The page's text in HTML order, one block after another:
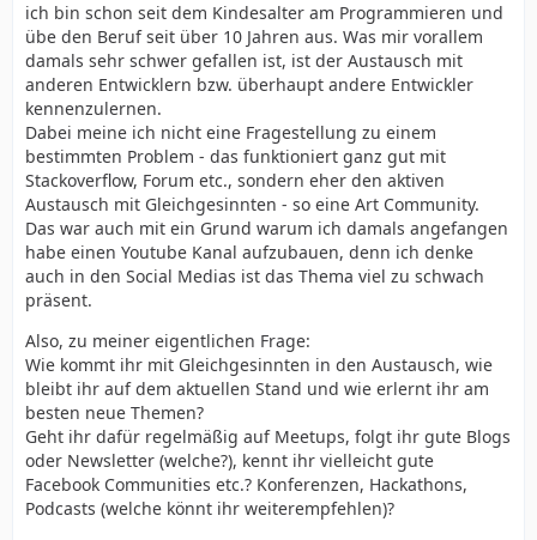
ich bin schon seit dem Kindesalter am Programmieren und
übe den Beruf seit über 10 Jahren aus. Was mir vorallem
damals sehr schwer gefallen ist, ist der Austausch mit
anderen Entwicklern bzw. überhaupt andere Entwickler
kennenzulernen.
Dabei meine ich nicht eine Fragestellung zu einem
bestimmten Problem - das funktioniert ganz gut mit
Stackoverflow, Forum etc., sondern eher den aktiven
Austausch mit Gleichgesinnten - so eine Art Community.
Das war auch mit ein Grund warum ich damals angefangen
habe einen Youtube Kanal aufzubauen, denn ich denke
auch in den Social Medias ist das Thema viel zu schwach
präsent.
Also, zu meiner eigentlichen Frage:
Wie kommt ihr mit Gleichgesinnten in den Austausch, wie
bleibt ihr auf dem aktuellen Stand und wie erlernt ihr am
besten neue Themen?
Geht ihr dafür regelmäßig auf Meetups, folgt ihr gute Blogs
oder Newsletter (welche?), kennt ihr vielleicht gute
Facebook Communities etc.? Konferenzen, Hackathons,
Podcasts (welche könnt ihr weiterempfehlen)?